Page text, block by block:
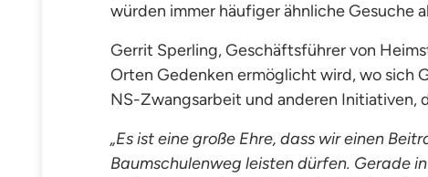
würden immer häufiger ähnliche Gesuche
Gerrit Sperling, Geschäftsführer von
Orten Gedenken ermöglicht wird, wo sich
NS-Zwangsarbeit und anderen Initiativen,
„Es ist eine große Ehre, dass wir einen
Baumschulenweg leisten dürfen. Gerade